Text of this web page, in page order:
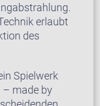
erlaubt
des
Spielwerk
– made by